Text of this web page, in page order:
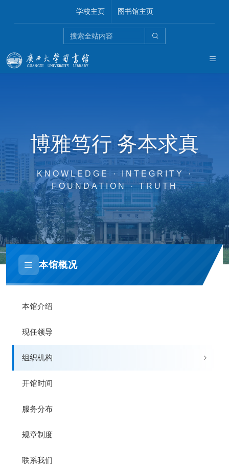
学校主页 图书馆主页
博雅笃行 务本求真
KNOWLEDGE · INTEGRITY ·
FOUNDATION · TRUTH
本馆概况
本馆介绍
现任领导
组织机构
开馆时间
服务分布
规章制度
联系我们